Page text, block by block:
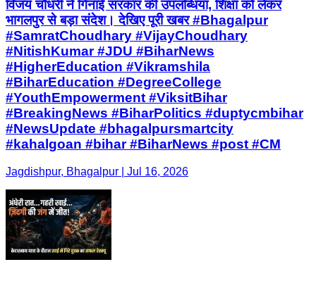
#YouthEmpowerment #ViksitBihar
#BreakingNews #BiharPolitics #duptycmbihar
#NewsUpdate #bhagalpursmartcity
#kahalgoan #bihar #BiharNews #post #CM
Jagdishpur, Bhagalpur | Jul 16, 2026